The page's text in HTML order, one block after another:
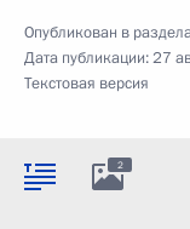
Опубликован в
Дата публикации:27
Текстовая версия
2